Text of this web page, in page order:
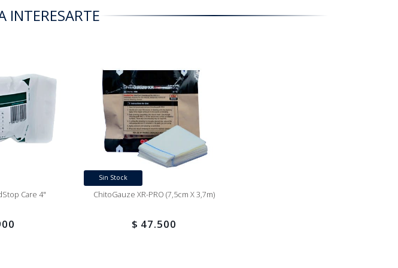
INTERESARTE
Care 4"
Sin Stock
ChitoGauze XR-PRO (7,5cm X 3,7m)
$ 47.500